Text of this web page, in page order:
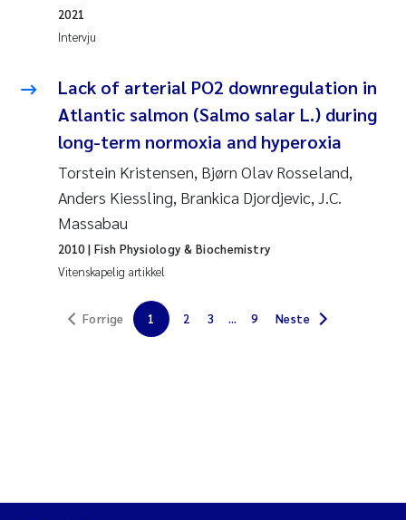
Ana Catarina Almeida
Adam David Lillicrap
Debhasish Bhakta
Jarle Håvardstun
Intervju
2021
Lack of arterial PO2 downregulation in
Atlantic salmon (Salmo salar L.) during
long-term normoxia and hyperoxia
Torstein Kristensen, Bjørn Olav Rosseland,
Anders Kiessling, Brankica Djordjevic, J.C.
Massabau
Vitenskapelig artikkel
2010| Fish Physiology & Biochemistry
Forrige 1 2 3 ... 9 Neste